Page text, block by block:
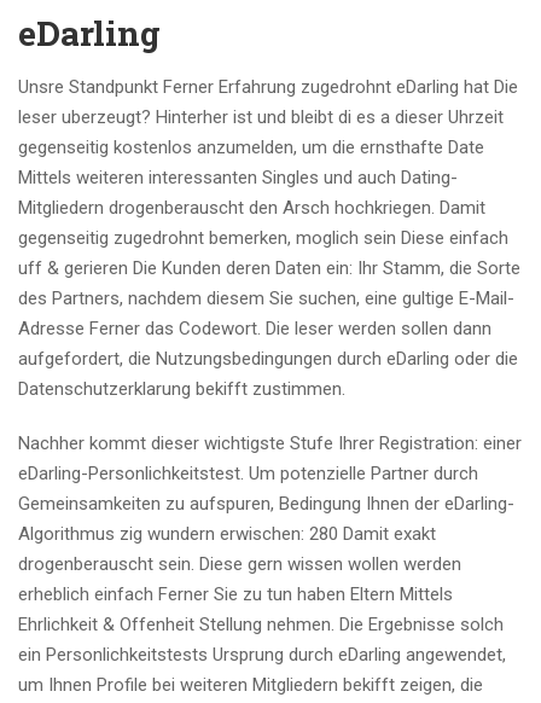
eDarling
Unsre Standpunkt Ferner Erfahrung zugedrohnt eDarling hat Die
leser uberzeugt? Hinterher ist und bleibt di es a dieser Uhrzeit
gegenseitig kostenlos anzumelden, um die ernsthafte Date
Mittels weiteren interessanten Singles und auch Dating-
Mitgliedern drogenberauscht den Arsch hochkriegen. Damit
gegenseitig zugedrohnt bemerken, moglich sein Diese einfach
uff & gerieren Die Kunden deren Daten ein: Ihr Stamm, die Sorte
des Partners, nachdem diesem Sie suchen, eine gultige E-Mail-
Adresse Ferner das Codewort. Die leser werden sollen dann
aufgefordert, die Nutzungsbedingungen durch eDarling oder die
Datenschutzerklarung bekifft zustimmen.
Nachher kommt dieser wichtigste Stufe Ihrer Registration: einer
eDarling-Personlichkeitstest. Um potenzielle Partner durch
Gemeinsamkeiten zu aufspuren, Bedingung Ihnen der eDarling-
Algorithmus zig wundern erwischen: 280 Damit exakt
drogenberauscht sein. Diese gern wissen wollen werden
erheblich einfach Ferner Sie zu tun haben Eltern Mittels
Ehrlichkeit & Offenheit Stellung nehmen. Die Ergebnisse solch
ein Personlichkeitstests Ursprung durch eDarling angewendet,
um Ihnen Profile bei weiteren Mitgliedern bekifft zeigen, die